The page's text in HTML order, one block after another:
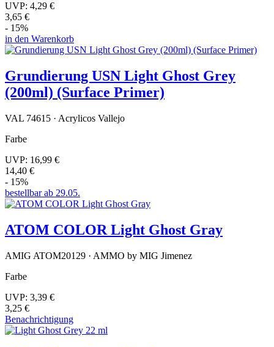
UVP: 4,29 €
3,65 €
- 15%
in den Warenkorb
Grundierung USN Light Ghost Grey
(200ml) (Surface Primer)
VAL 74615 · Acrylicos Vallejo
Farbe
UVP: 16,99 €
14,40 €
- 15%
bestellbar ab 29.05.
ATOM COLOR Light Ghost Gray
AMIG ATOM20129 · AMMO by MIG Jimenez
Farbe
UVP: 3,39 €
3,25 €
Benachrichtigung